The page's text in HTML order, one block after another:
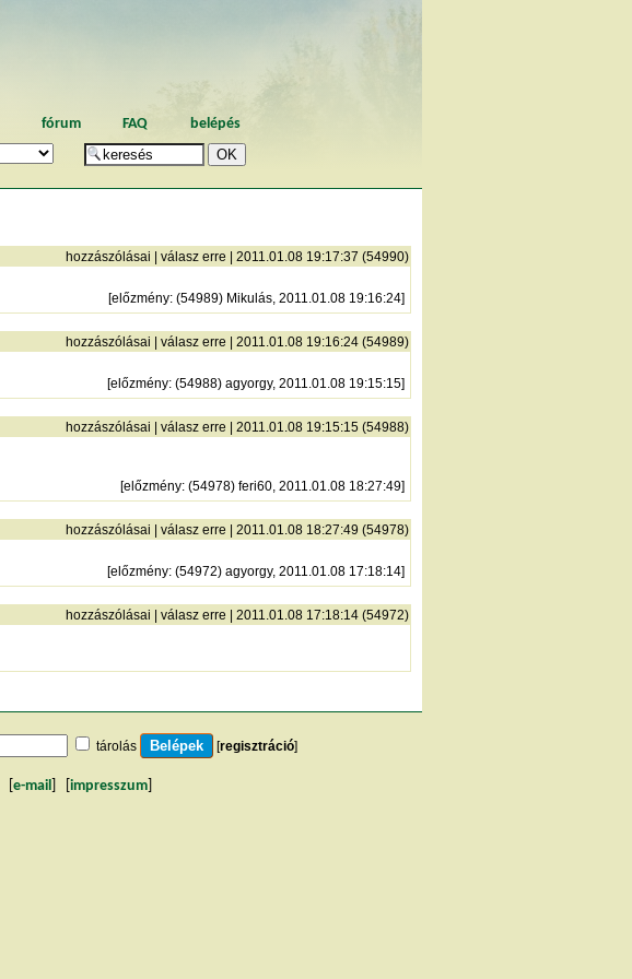
fórum FAQ belépés
hozzászólásai válasz erre | 2011.01.08 19:17:37 (54990)
[előzmény: (54989) Mikulás, 2011.01.08 19:16:24]
hozzászólásai válasz erre | 2011.01.08 19:16:24 (54989)
[előzmény: (54988) agyorgy, 2011.01.08 19:15:15]
hozzászólásai válasz erre | 2011.01.08 19:15:15 (54988)
[előzmény: (54978) feri60, 2011.01.08 18:27:49]
hozzászólásai válasz erre | 2011.01.08 18:27:49 (54978)
[előzmény: (54972) agyorgy, 2011.01.08 17:18:14]
hozzászólásai válasz erre | 2011.01.08 17:18:14 (54972)
tárolás [regisztráció]
e-mail impresszum